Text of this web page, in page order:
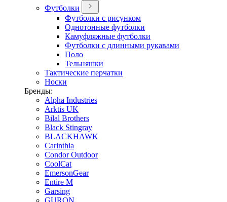
Футболки
Футболки с рисунком
Однотонные футболки
Камуфляжные футболки
Футболки с длинными рукавами
Поло
Тельняшки
Тактические перчатки
Носки
Бренды:
Alpha Industries
Arktis UK
Bilal Brothers
Black Stingray
BLACKHAWK
Carinthia
Condor Outdoor
CoolCat
EmersonGear
Entire M
Garsing
GURON